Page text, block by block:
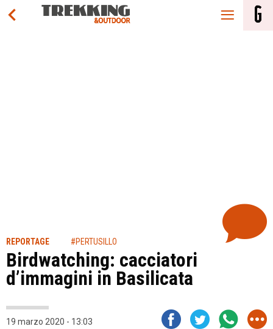
REPORTAGE #PERTUSILLO
Birdwatching: cacciatori
d’immagini in Basilicata
19 marzo 2020 - 13:03